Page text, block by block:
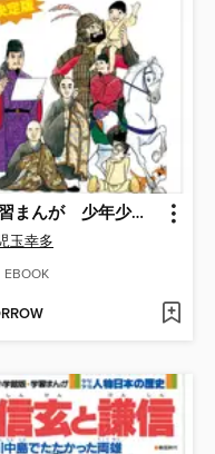
学習まんが 少年少女日本の歴史4 平安京の人びと ―平安時代前期―
玉幸多
EBOOK